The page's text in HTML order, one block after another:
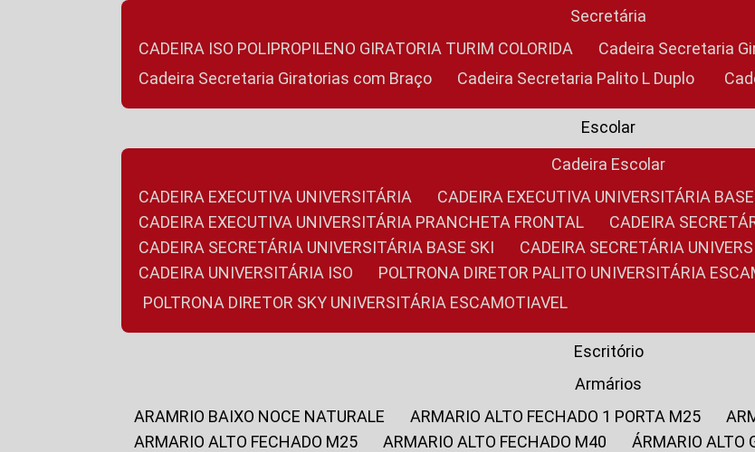
Secretária
CADEIRA ISO POLIPROPILENO GIRATORIA TURIM COLORIDA
Cadeira Secretaria
Cadeira Secretaria Giratorias com Braço
Cadeira Secretaria Palito L Duplo
Escolar
Cadeira Escolar
CADEIRA EXECUTIVA UNIVERSITÁRIA
CADEIRA EXECUTIVA UNIVERSITÁRIA
CADEIRA EXECUTIVA UNIVERSITÁRIA PRANCHETA FRONTAL
CADEIRA
CADEIRA SECRETÁRIA UNIVERSITÁRIA BASE SKI
CADEIRA SECRETÁRIA
CADEIRA UNIVERSITÁRIA ISO
POLTRONA DIRETOR PALITO UNIVERSITÁRIA
POLTRONA DIRETOR SKY UNIVERSITÁRIA ESCAMOTIAVEL
Escritório
Armários
ARAMRIO BAIXO NOCE NATURALE
ARMARIO ALTO FECHADO 1 PORTA M25
ARMARIO ALTO FECHADO M25
ARMARIO ALTO FECHADO M40
ÁRMARIO